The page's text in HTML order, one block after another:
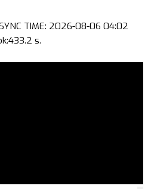
SYNC TIME: 2026-08-06 04:02
s.